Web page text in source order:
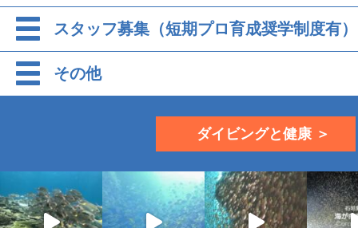
スタッフ募集（短期プロ育成奨学制度有）
その他
ダイビングと健康 ＞